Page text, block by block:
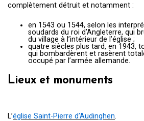
complètement détruit et notamment :
en 1543 ou 1544, selon les
soudards du roi d’Angleterre, qui
du village à l’intérieur de l’église ;
quatre siècles plus tard, en 1943,
qui bombardèrent et rasèrent
occupé par l’armée allemande.
Lieux et monuments
L’église Saint-Pierre d’Audinghen.